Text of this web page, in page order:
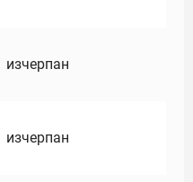
изчерпан
изчерпан